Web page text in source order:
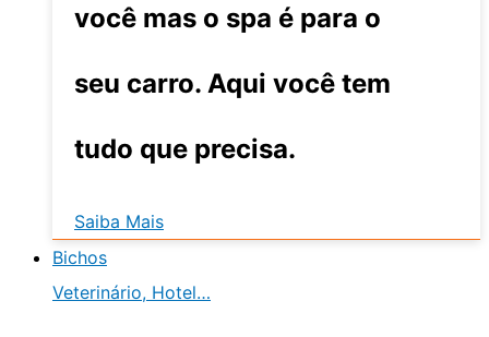
você mas o spa é para o
seu carro. Aqui você tem
tudo que precisa.
Saiba Mais
Bichos
Veterinário, Hotel…